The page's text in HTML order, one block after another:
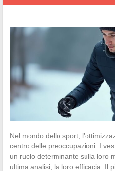
Nel mondo dello sport,
centro delle preoccupazioni. I
un ruolo determinante sulla loro
ultima analisi, la loro efficacia. Il